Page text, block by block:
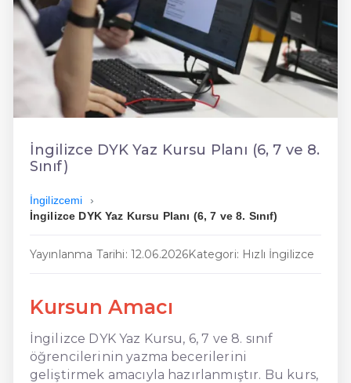
Dil Eğitimi
En Hızlı İngilizce
En Kolay İngilizce
En Ucuz İngilizce
En Uygun İngilizce
Hızlı İngilizce
İngilizce DYK Yaz Kursu Planı (6, 7 ve 8.
Sınıf)
İngilizcemi
İngilizce DYK Yaz Kursu Planı (6, 7 ve 8. Sınıf)
Yayınlanma Tarihi: 12.06.2026Kategori: Hızlı İngilizce
Kursun Amacı
İngilizce DYK Yaz Kursu, 6, 7 ve 8. sınıf
öğrencilerinin yazma becerilerini
geliştirmek amacıyla hazırlanmıştır. Bu kurs,